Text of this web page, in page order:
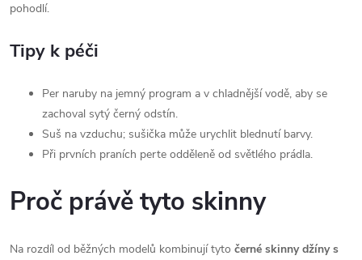
pohodlí.
Tipy k péči
Per naruby na jemný program a v chladnější vodě, aby se
zachoval sytý černý odstín.
Suš na vzduchu; sušička může urychlit blednutí barvy.
Při prvních praních perte odděleně od světlého prádla.
Proč právě tyto skinny
Na rozdíl od běžných modelů kombinují tyto černé skinny džíny s